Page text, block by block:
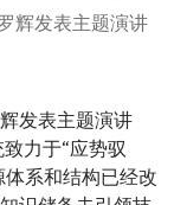
辉发表主题演讲
发表主题演讲
力于“应势驭
体系和结构已经改